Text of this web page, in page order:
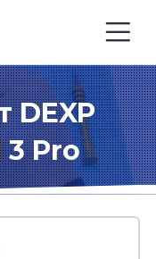
DEXP
3 Pro